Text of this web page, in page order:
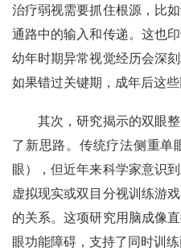
治疗弱视需要抓住根源，比
通路中的输入和传递。这也
幼年时期异常视觉经历会深
如果错过关键期，成年后这些
其次，研究揭示的双眼整
了新思路。传统疗法侧重单
眼），但近年来科学家意识
虚拟现实或双目分视训练游
的关系。这项研究用脑成像
眼功能障碍，支持了同时训练